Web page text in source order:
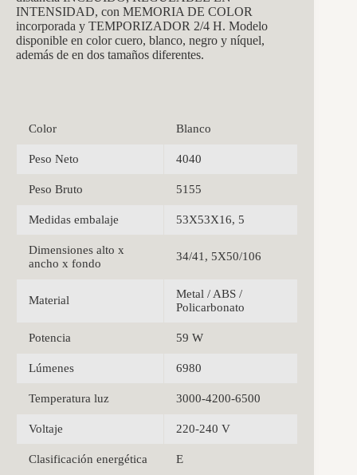
INTENSIDAD, con MEMORIA DE COLOR
incorporada y TEMPORIZADOR 2/4 H. Modelo
disponible en color cuero, blanco, negro y níquel,
además de en dos tamaños diferentes.
Color Blanco
Peso Neto 4040
Peso Bruto 5155
Medidas embalaje 53X53X16, 5
Dimensiones alto x
ancho x fondo
34/41, 5X50/106
Material
Metal / ABS /
Policarbonato
Potencia 59 W
Lúmenes 6980
Temperatura luz 3000-4200-6500
Voltaje 220-240 V
Clasificación energética E